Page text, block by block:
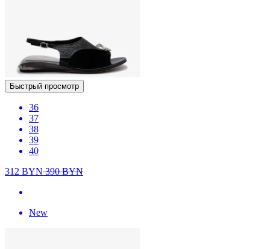
Быстрый просмотр
36
37
38
39
40
312 BYN390BYN
New